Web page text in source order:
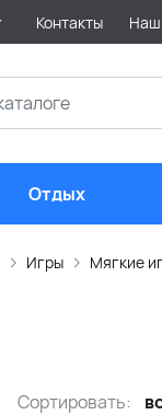
Контакты
Отдых
Игры Мягкие
Сортировать: